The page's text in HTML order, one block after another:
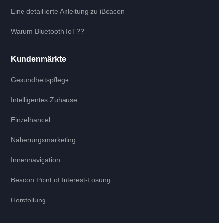
Eine detaillierte Anleitung zu iBeacon
Warum Bluetooth IoT??
Kundenmärkte
Gesundheitspflege
Intelligentes Zuhause
Einzelhandel
Näherungsmarketing
Innennavigation
Beacon Point of Interest-Lösung
Herstellung